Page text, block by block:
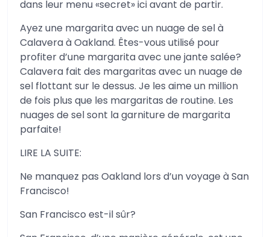
dans leur menu «secret» ici avant de partir.
Ayez une margarita avec un nuage de sel à
Calavera à Oakland. Êtes-vous utilisé pour
profiter d’une margarita avec une jante salée?
Calavera fait des margaritas avec un nuage de
sel flottant sur le dessus. Je les aime un million
de fois plus que les margaritas de routine. Les
nuages de sel sont la garniture de margarita
parfaite!
LIRE LA SUITE:
Ne manquez pas Oakland lors d’un voyage à San
Francisco!
San Francisco est-il sûr?